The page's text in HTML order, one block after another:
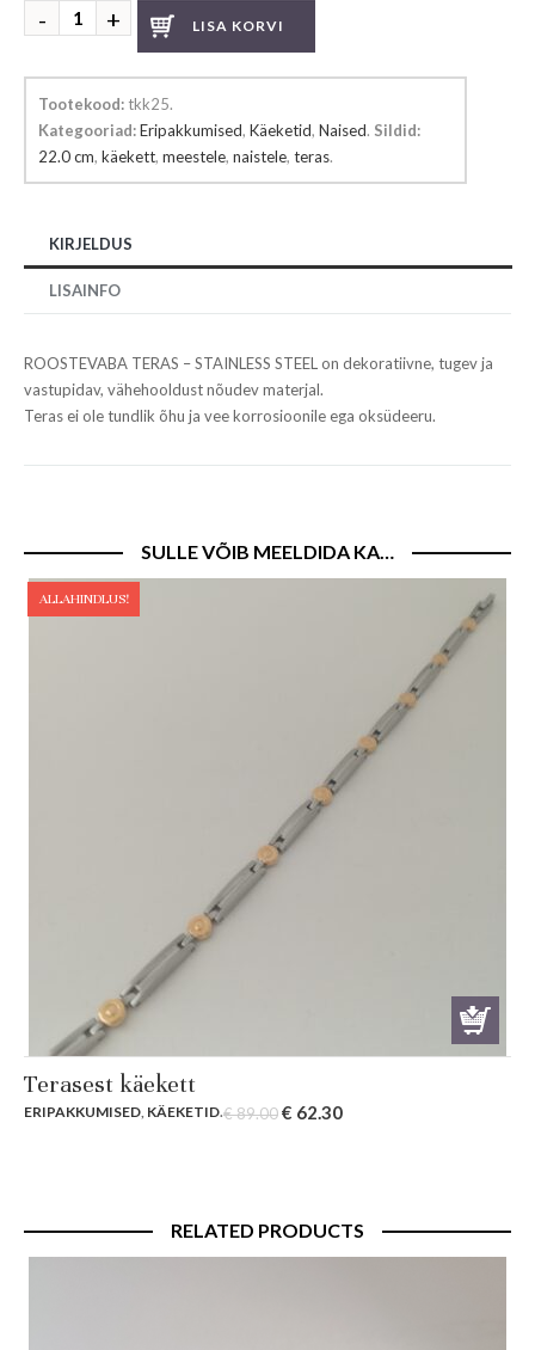
Terasest
käekett
LISA KORVI
Tootekood: tkk25.
Kategooriad:Eripakkumised, Käeketid, Naised. Sildid:
22.0 cm, käekett, meestele, naistele, teras.
KIRJELDUS
LISAINFO
ROOSTEVABA TERAS – STAINLESS STEEL on dekoratiivne, tugev ja
vastupidav, vähehooldust nõudev materjal.
Teras ei ole tundlik õhu ja vee korrosioonile ega oksüdeeru.
SULLE VÕIB MEELDIDA KA…
ALLAHINDLUS!
Terasest käekett
ERIPAKKUMISED KÄEKETID.€89.00Original
€ 62.30Current
RELATED PRODUCTS